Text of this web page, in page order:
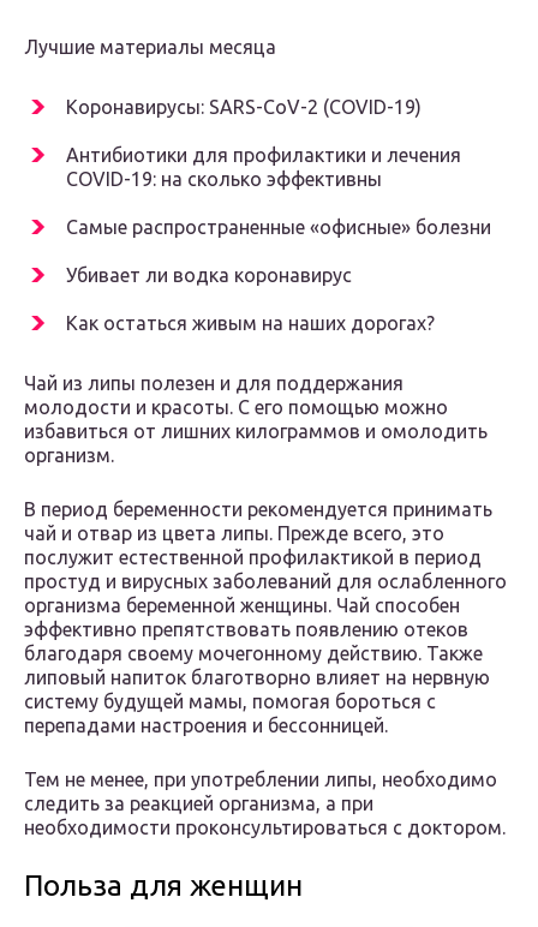
Лучшие материалы месяца
Коронавирусы: SARS-CoV-2 (COVID-19)
Антибиотики для профилактики и лечения
COVID-19: на сколько эффективны
Самые распространенные «офисные» болезни
Убивает ли водка коронавирус
Как остаться живым на наших дорогах?
Чай из липы полезен и для поддержания
молодости и красоты. С его помощью можно
избавиться от лишних килограммов и омолодить
организм.
В период беременности рекомендуется принимать
чай и отвар из цвета липы. Прежде всего, это
послужит естественной профилактикой в период
простуд и вирусных заболеваний для ослабленного
организма беременной женщины. Чай способен
эффективно препятствовать появлению отеков
благодаря своему мочегонному действию. Также
липовый напиток благотворно влияет на нервную
систему будущей мамы, помогая бороться с
перепадами настроения и бессонницей.
Тем не менее, при употреблении липы, необходимо
следить за реакцией организма, а при
необходимости проконсультироваться с доктором.
Польза для женщин